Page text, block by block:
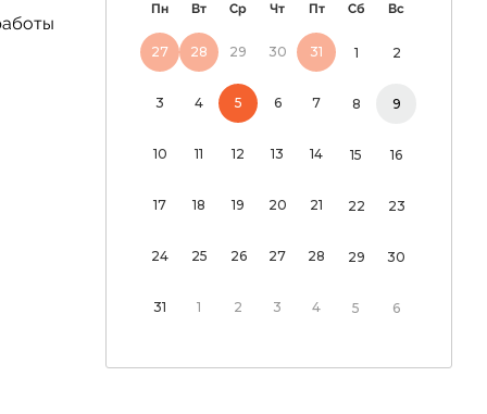
Пн Вт Ср Чт Пт Сб Вс
27 28 29 30 31 1 2
3 4 5 6 7 8 9
10 11 12 13 14 15 16
17 18 19 20 21 22 23
24 25 26 27 28 29 30
31 1 2 3 4 5 6
и мир: